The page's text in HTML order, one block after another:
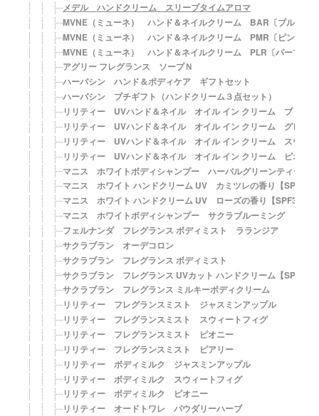
メデル ハンドクリーム スリープタイムアロマ
MVNE（ミューネ） ハンド＆ネイルクリーム BAR〔ブルーア
MVNE（ミューネ） ハンド＆ネイルクリーム PMR〔ピンクマ
MVNE（ミューネ） ハンド＆ネイルクリーム PLR〔パープル
アグリー フレグランス ソープＮ
ハーバシン ハンド＆ボディケア ギフトセット
ハーバシン プチギフト（ハンドクリーム３点セット）
リリティー UVハンド＆ネイル オイル イン クリーム ブリーズ
リリティー UVハンド＆ネイル オイル イン クリーム グレール
リリティー UVハンド＆ネイル オイル イン クリーム スウィ
リリティー UVハンド＆ネイル オイル イン クリーム ピオニー
マニス ホワイトボディシャンプー ハーバルグリーンティーの
マニス ホワイト ハンドクリーム UV カミツレの香り【SPF31
マニス ホワイト ハンドクリーム UV ローズの香り【SPF31・
マニス ホワイトボディシャンプー サクラブルーミング
フェルナンダ フレグランス ボディミスト ラランジア
サクラブラン オーデコロン
サクラブラン フレグランス ボディミスト
サクラブラン フレグランス UVカット ハンドクリーム【SPF20
サクラブラン フレグランス ミルキーボディクリーム
リリティー フレグランスミスト ジャスミンアップル
リリティー フレグランスミスト スウィートフィグ
リリティー フレグランスミスト ピオニー
リリティー フレグランスミスト ピアリー
リリティー ボディミルク ジャスミンアップル
リリティー ボディミルク スウィートフィグ
リリティー ボディミルク ピオニー
リリティー オードトワレ パウダリーハーブ